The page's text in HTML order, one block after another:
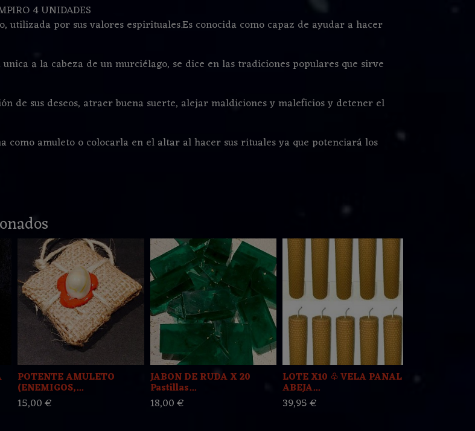
4 UNIDADES
utilizada por sus valores espirituales.Es conocida como capaz de ayudar a hacer
a la cabeza de un murciélago, se dice en las tradiciones populares que sirve
de sus deseos, atraer buena suerte, alejar maldiciones y maleficios y detener el
como amuleto o colocarla en el altar al hacer sus rituales ya que potenciará los
POTENTE AMULETO
(ENEMIGOS,...
15,00 €
JABON DE RUDA X 20
Pastillas...
18,00 €
LOTE X10 ♧ VELA PANAL
ABEJA...
39,95 €